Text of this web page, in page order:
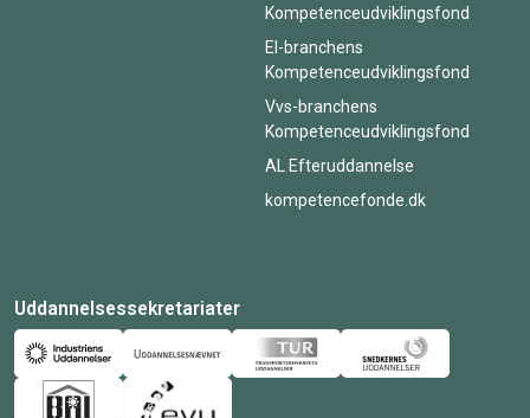
Kompetenceudviklingsfond
El-branchens
Kompetenceudviklingsfond
Vvs-branchens
Kompetenceudviklingsfond
AL Efteruddannelse
kompetencefonde.dk
Uddannelsessekretariater